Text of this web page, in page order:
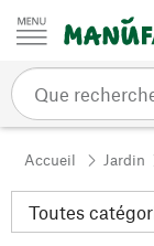
Passer au contenu
Accueil Jardin